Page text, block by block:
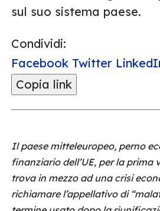
sul suo sistema paese.
Condividi:
Facebook Twitter
Copia link
Il paese mitteleuropeo, perno
finanziario dell’UE, per la prima
trova in mezzo ad una crisi
richiamare l’appellativo di